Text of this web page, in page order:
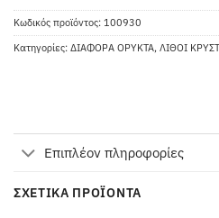
Κωδικός προϊόντος: 100930
Κατηγορίες: ΔΙΑΦΟΡΑ ΟΡΥΚΤΑ, ΛΙΘΟΙ
Επιπλέον πληροφορίες
ΣΧΕΤΙΚΆ ΠΡΟΪΌΝΤΑ